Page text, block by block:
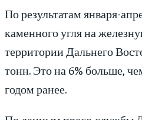
По результатам января-
каменного угля на
территории Дальнего
тонн. Это на 6% больше,
годом ранее.